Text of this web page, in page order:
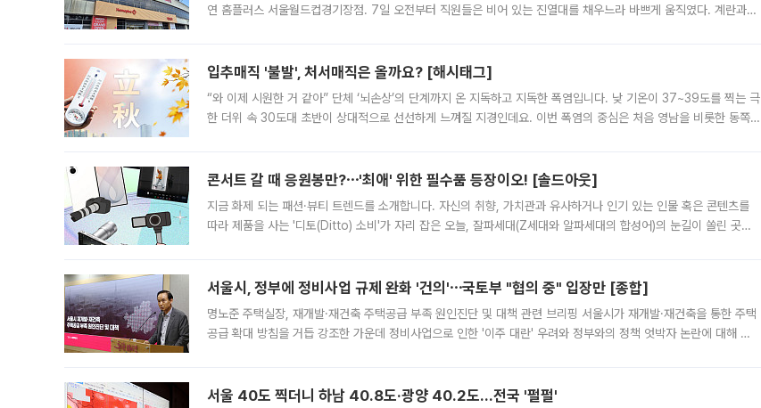
연 홈플러스 서울월드컵경기장점. 7일 오전부터 직원들은 비어 있는 진열대를 채우느라 바쁘게 움직였다. 계란과
입추매직 '불발', 처서매직은 올까요? [해시태그]
“와 이제 시원한 거 같아” 단체 ‘뇌손상’의 단계까지 온 지독하고 지독한 폭염입니다. 낮 기온이 37~39도를 찍는 극
한 더위 속 30도대 초반이 상대적으로 선선하게 느껴질 지경인데요. 이번 폭염의 중심은 처음 영남을 비롯한 동쪽
콘서트 갈 때 응원봉만?⋯'최애' 위한 필수품 등장이오! [솔드아웃]
지금 화제 되는 패션·뷰티 트렌드를 소개합니다. 자신의 취향, 가치관과 유사하거나 인기 있는 인물 혹은 콘텐츠를
따라 제품을 사는 '디토(Ditto) 소비'가 자리 잡은 오늘, 잘파세대(Z세대와 알파세대의 합성어)의 눈길이 쏠린 곳은
서울시, 정부에 정비사업 규제 완화 '건의'⋯국토부 "협의 중" 입장만 [종합]
명노준 주택실장, 재개발·재건축 주택공급 부족 원인진단 및 대책 관련 브리핑 서울시가 재개발·재건축을 통한 주택
공급 확대 방침을 거듭 강조한 가운데 정비사업으로 인한 '이주 대란' 우려와 정부와의 정책 엇박자 논란에 대해 정
서울 40도 찍더니 하남 40.8도·광양 40.2도…전국 '펄펄'